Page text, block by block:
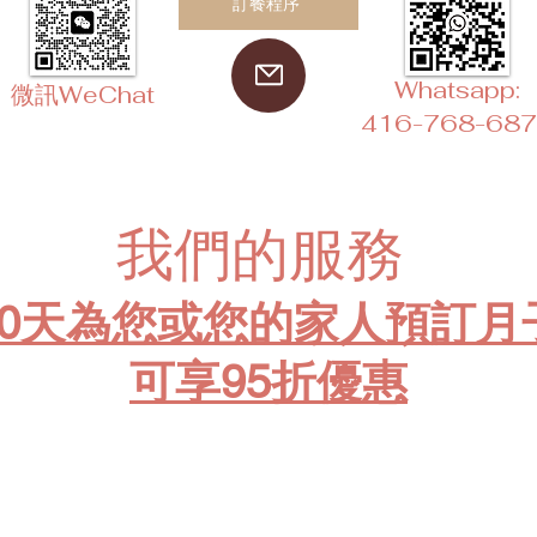
微訊WeChat
Whatsapp:
416-768-
我們的服務
天為您或您的家人預訂月
可享95折優惠